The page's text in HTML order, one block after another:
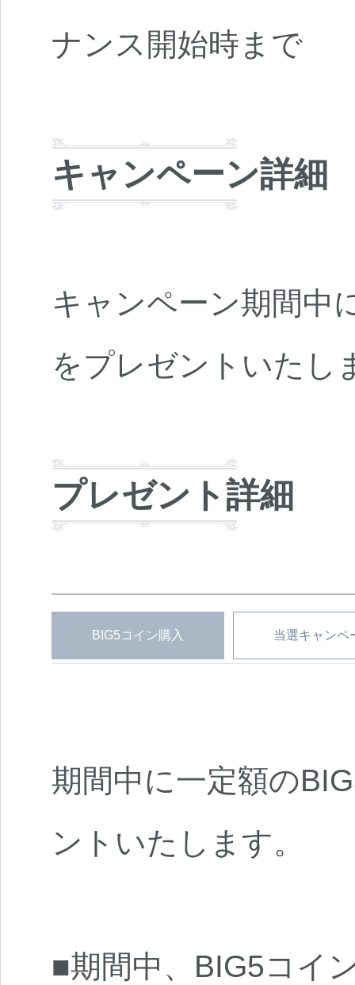
ナンス開始時まで
キャンペーン詳細
キャンペーン期間中
をプレゼントいたし
プレゼント詳細
BIG5コイン購入 当選キャンペ
期間中に一定額の
ントいたします。
■期間中、BIG5コイ